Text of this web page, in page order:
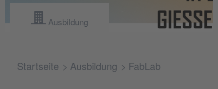
Ausbildung
Startseite Ausbildung FabLab